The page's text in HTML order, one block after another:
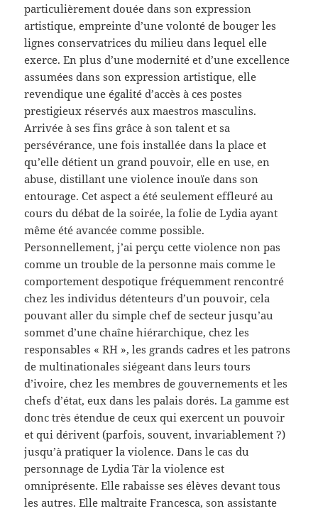
particulièrement douée dans son expression
artistique, empreinte d’une volonté de bouger les
lignes conservatrices du milieu dans lequel elle
exerce. En plus d’une modernité et d’une excellence
assumées dans son expression artistique, elle
revendique une égalité d’accès à ces postes
prestigieux réservés aux maestros masculins.
Arrivée à ses fins grâce à son talent et sa
persévérance, une fois installée dans la place et
qu’elle détient un grand pouvoir, elle en use, en
abuse, distillant une violence inouïe dans son
entourage. Cet aspect a été seulement effleuré au
cours du débat de la soirée, la folie de Lydia ayant
même été avancée comme possible.
Personnellement, j’ai perçu cette violence non pas
comme un trouble de la personne mais comme le
comportement despotique fréquemment rencontré
chez les individus détenteurs d’un pouvoir, cela
pouvant aller du simple chef de secteur jusqu’au
sommet d’une chaîne hiérarchique, chez les
responsables « RH », les grands cadres et les patrons
de multinationales siégeant dans leurs tours
d’ivoire, chez les membres de gouvernements et les
chefs d’état, eux dans les palais dorés. La gamme est
donc très étendue de ceux qui exercent un pouvoir
et qui dérivent (parfois, souvent, invariablement ?)
jusqu’à pratiquer la violence. Dans le cas du
personnage de Lydia Tàr la violence est
omniprésente. Elle rabaisse ses élèves devant tous
les autres. Elle maltraite Francesca, son assistante